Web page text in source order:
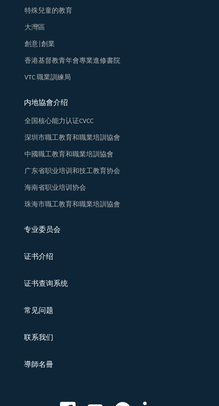
特殊兒童的教育
大灣區
創意|創業
香港基督教青年會專業進修書院
VTC 職業訓練局
内地協會介绍
全国核心能力认证CVCC
深圳市職工教育和職業培訓協會
中國職工教育和職業培訓協會
广东省职业培训和技工教育协会
海南省职业培训协会
珠海市職工教育和職業培訓協會
专业委员会
证书介绍
证书查询系统
常见问题
联系我们
導師名冊